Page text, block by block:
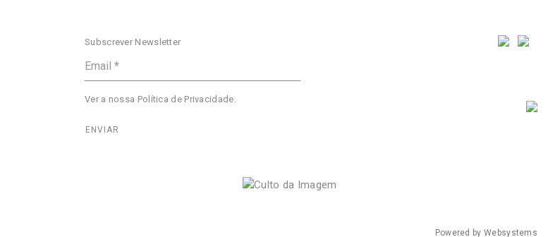
Subscrever Newsletter
Ver a nossa Política de Privacidade
Powered by Websystems